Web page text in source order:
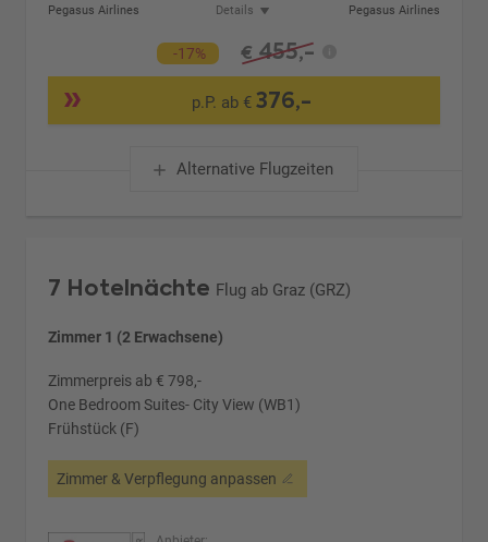
Pegasus Airlines
Details
Pegasus Airlines
-17% € 455,-
p.P. ab €376,-
Alternative Flugzeiten
7 Hotelnächte Flug ab Graz (GRZ)
Zimmer 1 (2 Erwachsene)
Zimmerpreis ab € 798,-
One Bedroom Suites- City View (WB1)
Frühstück (F)
Zimmer & Verpflegung anpassen